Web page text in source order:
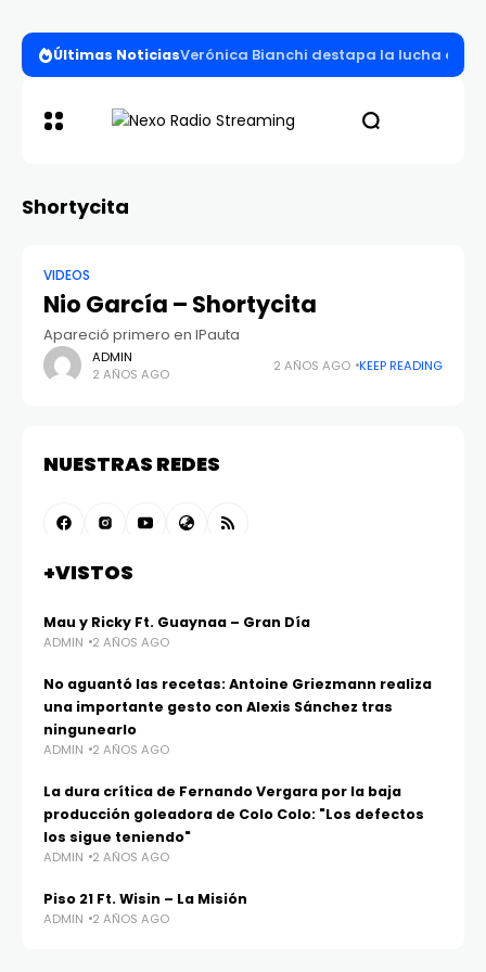
Últimas NoticiasVerónica Bianchi destapa la lucha
Shortycita
VIDEOS
Nio García – Shortycita
Apareció primero en IPauta
ADMIN
2 AÑOS AGO
2 AÑOS AGO KEEP READING
NUESTRAS REDES
+VISTOS
Mau y Ricky Ft. Guaynaa – Gran Día
ADMIN 2 AÑOS AGO
No aguantó las recetas: Antoine Griezmann realiza
una importante gesto con Alexis Sánchez tras
ningunearlo
ADMIN 2 AÑOS AGO
La dura crítica de Fernando Vergara por la baja
producción goleadora de Colo Colo: "Los defectos
los sigue teniendo"
ADMIN 2 AÑOS AGO
Piso 21 Ft. Wisin – La Misión
ADMIN 2 AÑOS AGO